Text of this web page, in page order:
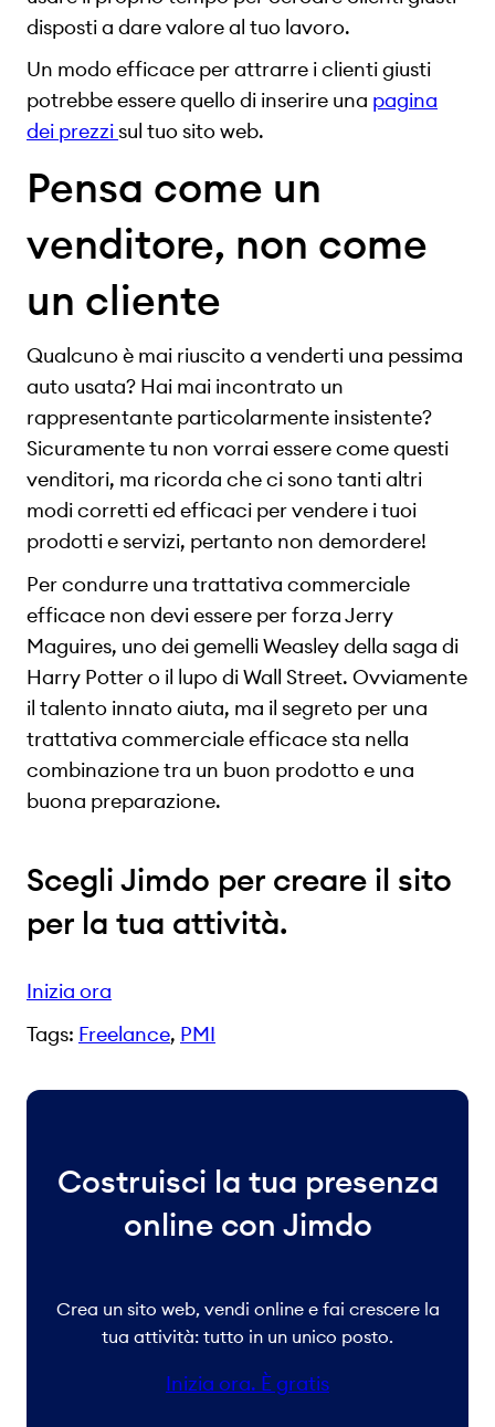
disposti a dare valore al tuo lavoro.
Un modo efficace per attrarre i clienti giusti
potrebbe essere quello di inserire una pagina
dei prezzisul tuo sito web.
Pensa come un
venditore, non come
un cliente
Qualcuno è mai riuscito a venderti una pessima
auto usata? Hai mai incontrato un
rappresentante particolarmente insistente?
Sicuramente tu non vorrai essere come questi
venditori, ma ricorda che ci sono tanti altri
modi corretti ed efficaci per vendere i tuoi
prodotti e servizi, pertanto non demordere!
Per condurre una trattativa commerciale
efficace non devi essere per forza Jerry
Maguires, uno dei gemelli Weasley della saga di
Harry Potter o il lupo di Wall Street. Ovviamente
il talento innato aiuta, ma il segreto per una
trattativa commerciale efficace sta nella
combinazione tra un buon prodotto e una
buona preparazione.
Scegli Jimdo per creare il sito
per la tua attività.
Inizia ora
Tags: Freelance, PMI
Costruisci la tua presenza
online con Jimdo
Crea un sito web, vendi online e fai crescere la
tua attività: tutto in un unico posto.
Inizia ora. È gratis